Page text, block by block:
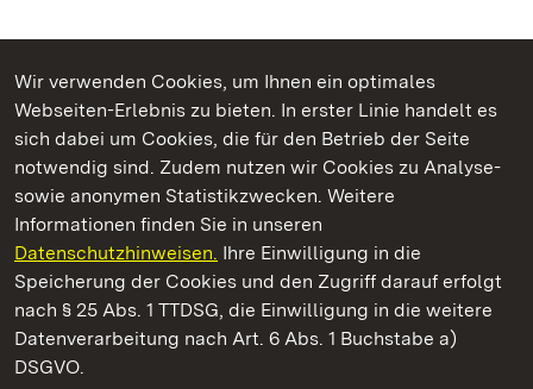
Wir verwenden Cookies, um Ihnen ein optimales
Webseiten-Erlebnis zu bieten. In erster Linie handelt es
sich dabei um Cookies, die für den Betrieb der Seite
notwendig sind. Zudem nutzen wir Cookies zu Analyse-
sowie anonymen Statistikzwecken. Weitere
Informationen finden Sie in unseren
Datenschutzhinweisen. Ihre Einwilligung in die
Speicherung der Cookies und den Zugriff darauf erfolgt
nach § 25 Abs. 1 TTDSG, die Einwilligung in die weitere
Datenverarbeitung nach Art. 6 Abs. 1 Buchstabe a)
DSGVO.
Kommen. Staunen. Genießen.
Schloss und Schlossgarten Schwetzingen
Staatliche Schlösser und Gärten Baden-Württemberg
Kontakt